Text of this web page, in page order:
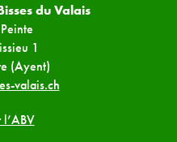
du Valais
1
(Ayent)
valais.ch